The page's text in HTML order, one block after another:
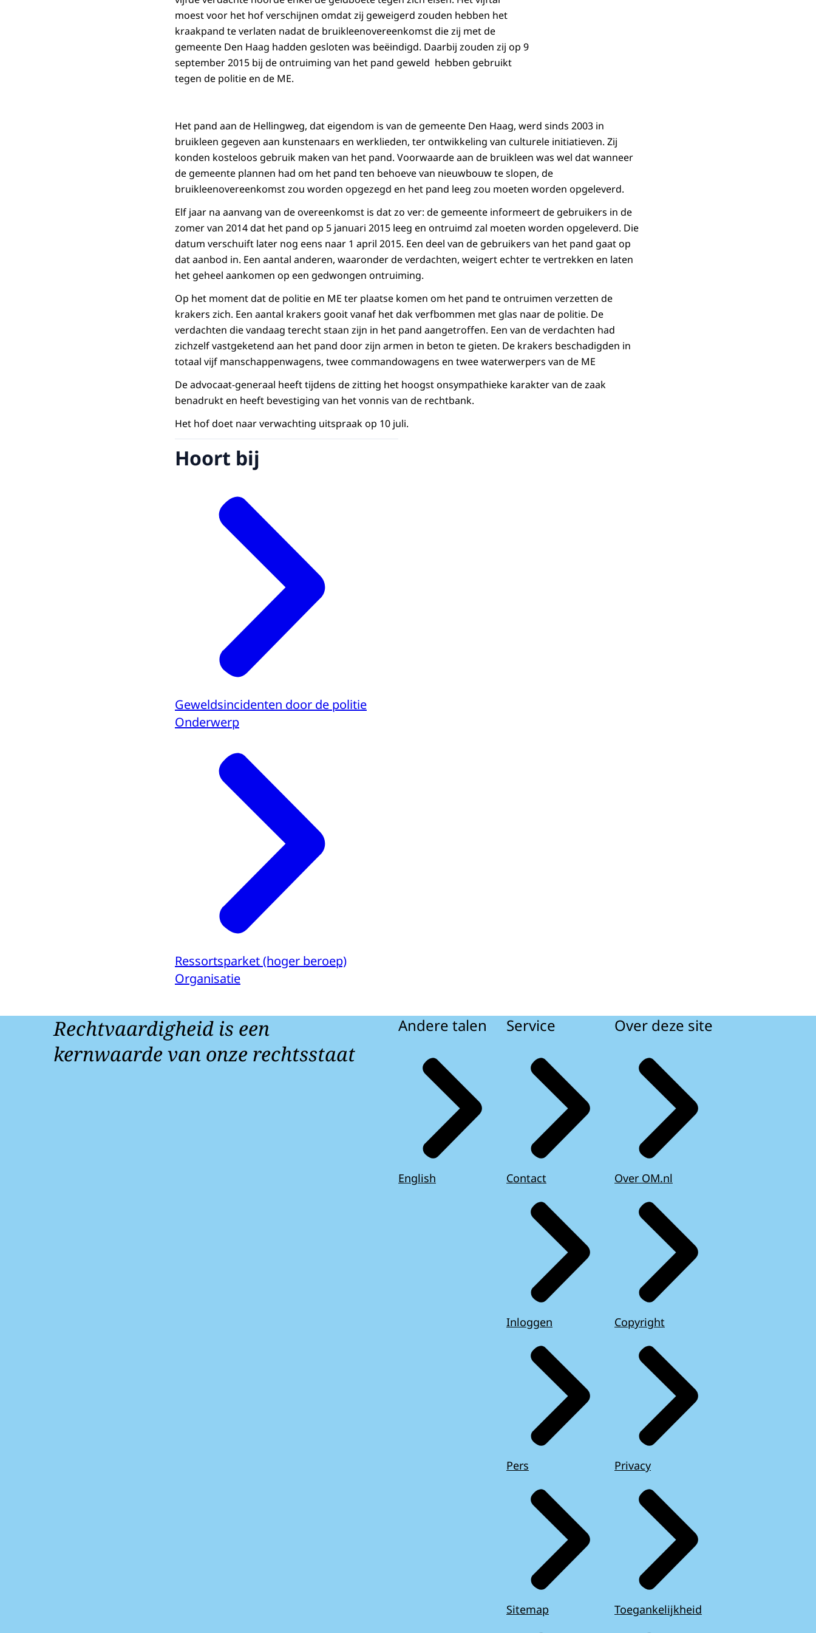
moest voor het hof verschijnen omdat zij geweigerd zouden hebben het
kraakpand te verlaten nadat de bruikleenovereenkomst die zij met de
gemeente Den Haag hadden gesloten was beëindigd. Daarbij zouden zij op 9
september 2015 bij de ontruiming van het pand geweld hebben gebruikt
tegen de politie en de ME.
Het pand aan de Hellingweg, dat eigendom is van de gemeente Den Haag, werd sinds 2003 in
bruikleen gegeven aan kunstenaars en werklieden, ter ontwikkeling van culturele initiatieven. Zij
konden kosteloos gebruik maken van het pand. Voorwaarde aan de bruikleen was wel dat wanneer
de gemeente plannen had om het pand ten behoeve van nieuwbouw te slopen, de
bruikleenovereenkomst zou worden opgezegd en het pand leeg zou moeten worden opgeleverd.
Elf jaar na aanvang van de overeenkomst is dat zo ver: de gemeente informeert de gebruikers in de
zomer van 2014 dat het pand op 5 januari 2015 leeg en ontruimd zal moeten worden opgeleverd. Die
datum verschuift later nog eens naar 1 april 2015. Een deel van de gebruikers van het pand gaat op
dat aanbod in. Een aantal anderen, waaronder de verdachten, weigert echter te vertrekken en laten
het geheel aankomen op een gedwongen ontruiming.
Op het moment dat de politie en ME ter plaatse komen om het pand te ontruimen verzetten de
krakers zich. Een aantal krakers gooit vanaf het dak verfbommen met glas naar de politie. De
verdachten die vandaag terecht staan zijn in het pand aangetroffen. Een van de verdachten had
zichzelf vastgeketend aan het pand door zijn armen in beton te gieten. De krakers beschadigden in
totaal vijf manschappenwagens, twee commandowagens en twee waterwerpers van de ME
De advocaat-generaal heeft tijdens de zitting het hoogst onsympathieke karakter van de zaak
benadrukt en heeft bevestiging van het vonnis van de rechtbank.
Het hof doet naar verwachting uitspraak op 10 juli.
Hoort bij
Geweldsincidenten door de politie
Onderwerp
Ressortsparket (hoger beroep)
Organisatie
Rechtvaardigheid is een
kernwaarde van onze rechtsstaat
Andere talen
English
Service
Contact
Inloggen
Pers
Sitemap
Over deze site
Over OM.nl
Copyright
Privacy
Toegankelijkheid